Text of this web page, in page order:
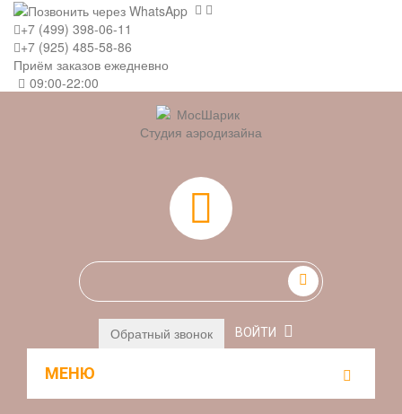
+7 (499) 398-06-11
+7 (925) 485-58-86
Приём заказов ежедневно
09:00-22:00
Студия аэродизайна
Обратный звонок ВОЙТИ
МЕНЮ